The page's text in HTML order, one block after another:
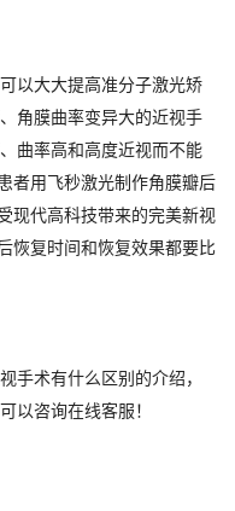
大大提高准分子激光矫
角膜曲率变异大的近视手
曲率高和高度近视而不能
者用飞秒激光制作角膜瓣后
现代高科技带来的完美新视
恢复时间和恢复效果都要比
术有什么区别的介绍，
以咨询在线客服！